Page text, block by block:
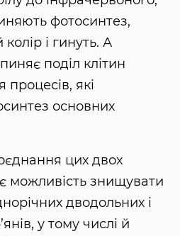
фотосинтез,
і гинуть. А
поділ клітин
які
основних
цих двох
можливість знищувати
дводольних і
у тому числі й